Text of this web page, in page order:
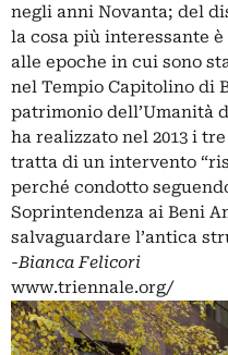
negli anni Novanta; del
la cosa più interessante
alle epoche in cui sono
nel Tempio Capitolino di
patrimonio dell’Umanità
ha realizzato nel 2013 i
tratta di un intervento
perché condotto
Soprintendenza ai Beni
salvaguardare l’antica
-Bianca Felicori
www.triennale.org/